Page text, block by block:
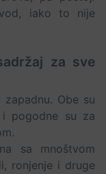
iako to nije
za sve
Obe su
i pogodne su za
sa mnoštvom
ronjenje i druge